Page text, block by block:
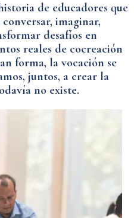
de educadores que
imaginar,
desafíos en
reales de cocreación
forma, la vocación se
juntos, a crear la
no existe.